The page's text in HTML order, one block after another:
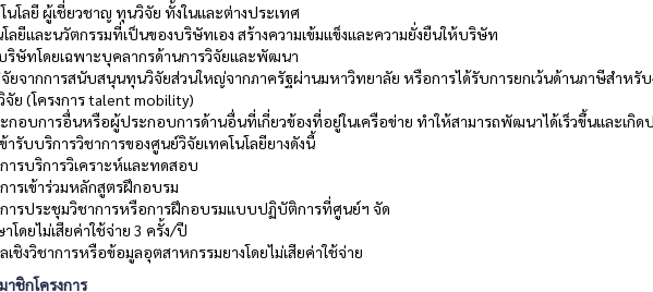
นโลยี ผู้เชี่ยวชาญ ทุนวิจัย ทั้งในและต่างประเทศ
ลยีและนวัตกรรมที่เป็นของบริษัทเอง สร้างความเข้มแข็งและความยั่งยืนให้บริษัท
ษัทโดยเฉพาะบุคลากรด้านการวิจัยและพัฒนา
จัยจากการสนับสนุนทุนวิจัยส่วนใหญ่จากภาครัฐผ่านมหาวิทยาลัย หรือการได้รับการยกเว้นด้านภาษีสำหรั
ย (โครงการ talent mobility)
กอบการอื่นหรือผู้ประกอบการด้านอื่นที่เกี่ยวข้องที่อยู่ในเครือข่าย ทำให้สามารถพัฒนาได้เร็วขึ้นและเกิ
ารับบริการวิชาการของศูนย์วิจัยเทคโนโลยียางดังนี้
ารบริการวิเคราะห์และทดสอบ
ารเข้าร่วมหลักสูตรฝึกอบรม
การประชุมวิชาการหรือการฝึกอบรมแบบปฏิบัติการที่ศูนย์ฯ จัด
โดยไม่เสียค่าใช้จ่าย 3 ครั้ง/ปี
ชิงวิชาการหรือข้อมูลอุตสาหกรรมยางโดยไม่เสียค่าใช้จ่าย
าชิกโครงการ